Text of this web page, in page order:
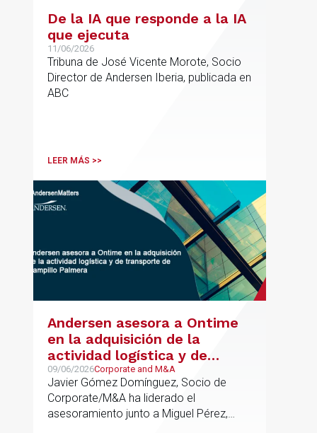
De la IA que responde a la IA
que ejecuta
11/06/2026
Tribuna de José Vicente Morote, Socio
Director de Andersen Iberia, publicada en
ABC
LEER MÁS >>
Andersen asesora a Ontime
en la adquisición de la
actividad logística y de
transporte de Campillo
Palmera
09/06/2026Corporate and M&A
Javier Gómez Domínguez, Socio de
Corporate/M&A ha liderado el
asesoramiento junto a Miguel Pérez,